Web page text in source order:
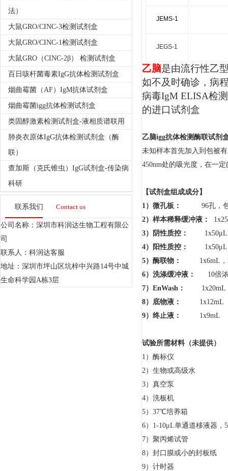
法）
大鼠GRO/CINC-3检测试剂盒
大鼠GRO/CINC-1检测试剂盒
大鼠GRO（CINC-2β） 检测试剂盒
百日咳杆菌毒素IgG抗体检测试剂盒
烟曲霉菌（AF）IgM抗体试剂盒
烟曲霉菌igg抗体检测试剂盒
类固醇激素检测试剂盒-液相质谱联用
肺炎衣原体IgG抗体检测试剂盒（酶
联）
查加斯（克氏锥虫）IgG试剂盒-传染病
科研
联系我们 Contact us
公司名称：深圳市科润达生物工程有限公
司
联系人：科润达客服
地址：深圳市坪山区坑梓中兴路14号中城
生命科学园A栋3层
JEMS-1
JEGS-1
乙脑是由流行性乙
如不及时确诊，病
病毒IgM ELISA检
的进口试剂盒
乙脑igg抗体检测酶联试剂
未知样本首先加入到包被有
450nm处的吸光度，在一
【试剂盒组成成分】
1） 微孔板： 96孔 ，
2） 样本稀释缓冲液：
3）
阴性质控： 1x50μL
4）
阳性质控： 1x50μL
5） 酶联物： 1x6mL ，
6） 洗涤缓冲液： 10倍
7） EnWash：
1x20mL
8） 底物液：
1x12mL
9） 终止液： 1x9mL
试验所需材料（未提供）
1） 酶标仪
2） 生物或高级水
3） 真空泵
4） 洗板机
5） 37℃培养箱
6） 1-10μL单通道移液器，
7） 聚丙烯试管
8） 封口膜或小的封板纸
9） 计时器